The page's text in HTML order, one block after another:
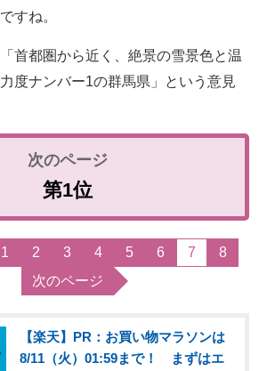
すね。
首都圏から近く、絶景の雪景色と温
度ナンバー1の群馬県」という意見
第1位
1 2 3 4 5 6 7
8
次のページ
【楽天】PR：お買い物マラソンは
8/11（火）01:59まで！ まずはエ